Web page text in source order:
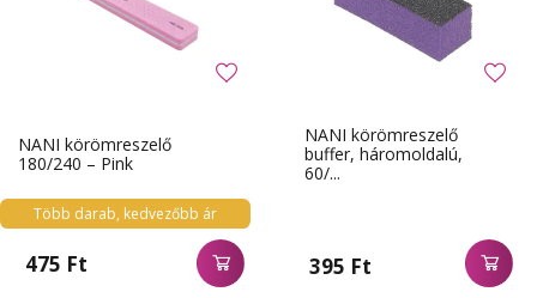
NANI körömreszelő
180/240 – Pink
Több darab, kedvezőbb ár
475 Ft
NANI körömreszelő
buffer, háromoldalú,
60/...
395 Ft